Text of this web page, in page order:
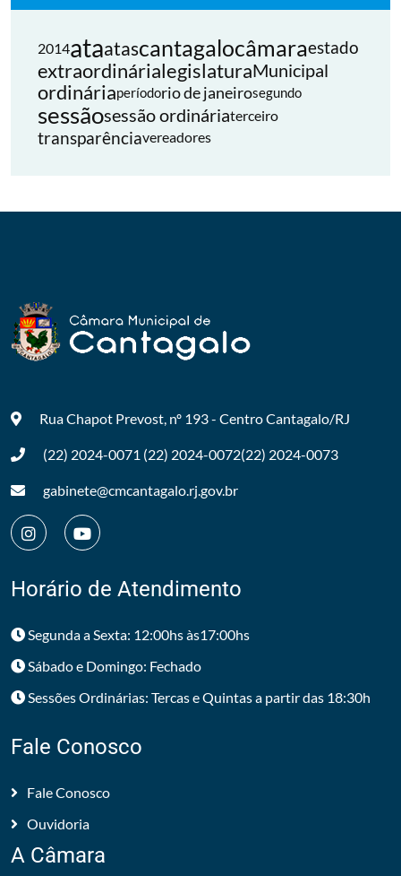
2014ataatascantagalocâmaraestado
extraordinárialegislaturaMunicipal
ordináriaperíodorio de janeirosegundo
sessãosessão ordináriaterceiro
transparênciavereadores
Rua Chapot Prevost, nº 193 - CentroCantagalo/RJ
(22) 2024-0071 (22) 2024-0072(22) 2024-0073
gabinete@cmcantagalo.rj.gov.br
Horário de Atendimento
Segunda a Sexta: 12:00hs às17:00hs
Sábado e Domingo: Fechado
Sessões Ordinárias: Tercas e Quintas a partir das 18:30h
Fale Conosco
Fale Conosco
Ouvidoria
A Câmara